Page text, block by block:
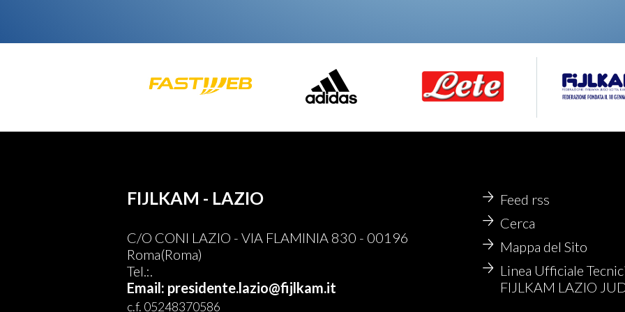
FIJLKAM - LAZIO
C/O CONI LAZIO - VIA FLAMINIA 830 - 00196
Roma(Roma)
Tel.:.
Email: presidente.lazio@fijlkam.it
c.f. 05248370586
Feed rss
Cerca
Mappa del Sito
Linea Ufficiale
FIJLKAM LAZIO